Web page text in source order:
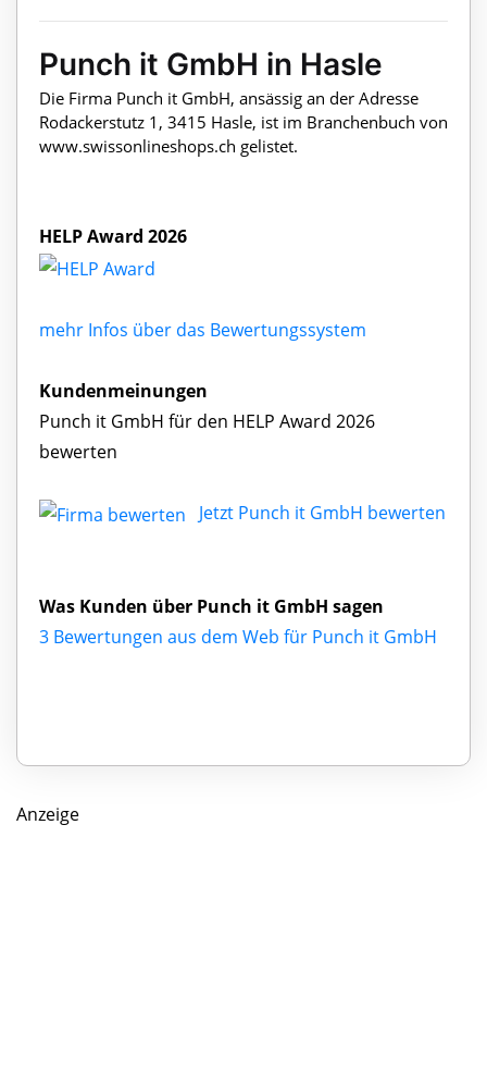
Punch it GmbH in Hasle
Die Firma Punch it GmbH, ansässig an der Adresse
Rodackerstutz 1, 3415 Hasle, ist im Branchenbuch von
www.swissonlineshops.ch gelistet.
HELP Award 2026
mehr Infos über das Bewertungssystem
Kundenmeinungen
Punch it GmbH für den HELP Award 2026
bewerten
Jetzt Punch it GmbH bewerten
Was Kunden über Punch it GmbH sagen
3 Bewertungen aus dem Web für Punch it GmbH
Anzeige